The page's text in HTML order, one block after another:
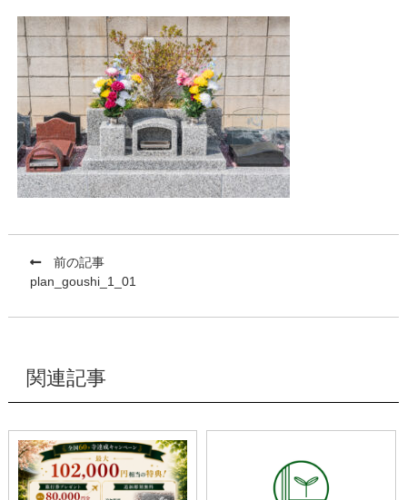
前の記事
plan_goushi_1_01
関連記事